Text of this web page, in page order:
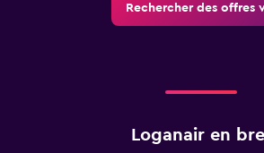
Rechercher des offres
Loganair en